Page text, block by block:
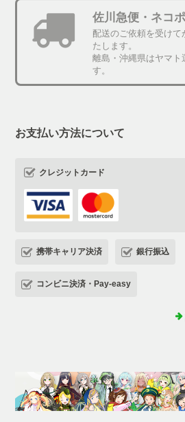
佐川急便・ネコ
配送のご依頼を受けて
たします。
離島・沖縄県はヤマト
す。
お支払い方法について
クレジットカード
携帯キャリア決済 銀行振込
コンビニ決済・Pay-easy